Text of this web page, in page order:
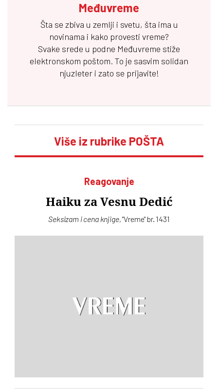
Međuvreme
Šta se zbiva u zemlji i svetu, šta ima u
novinama i kako provesti vreme?
Svake srede u podne Međuvreme stiže
elektronskom poštom. To je sasvim solidan
njuzleter i zato se prijavite!
Više iz rubrike POŠTA
Reagovanje
Haiku za Vesnu Dedić
Seksizam i cena knjige, "Vreme" br. 1431